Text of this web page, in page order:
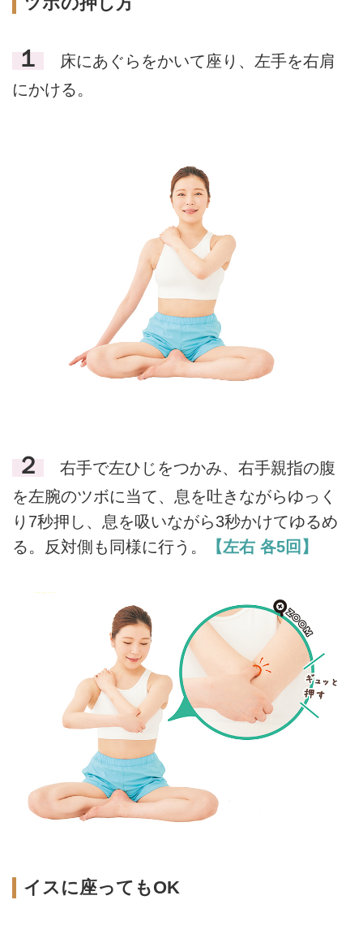
１
床にあぐらをかいて座り、左手を右肩
にかける。
２
右手で左ひじをつかみ、右手親指の腹
を左腕のツボに当て、息を吐きながらゆっく
り7秒押し、息を吸いながら3秒かけてゆるめ
る。反対側も同様に行う。
【左右 各5回】
イスに座ってもOK